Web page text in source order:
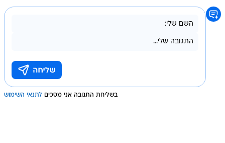
בשליחת התגובה אני מסכים לתנאי השימוש